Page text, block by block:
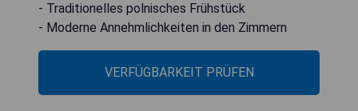
- Traditionelles polnisches Frühstück
- Moderne Annehmlichkeiten in den Zimmern
VERFÜGBARKEIT PRÜFEN